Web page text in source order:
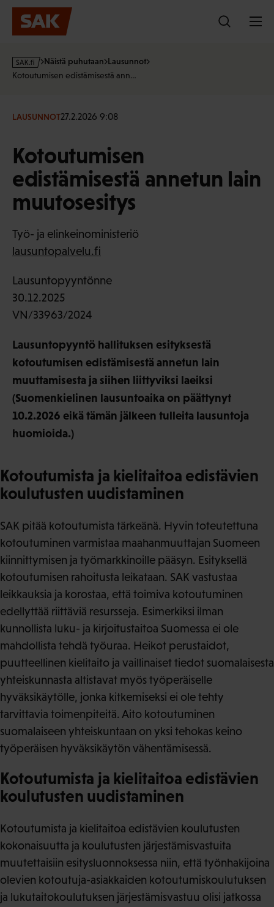
Hyppää
sisältöön
s
a
f
Näistä puhutaan Lausunnot
Kotoutumisen edistämisestä ann…
LAUSUNNOT27.2.2026 9:08
Kotoutumisen
edistämisestä annetun lain
muutosesitys
Työ- ja elinkeinoministeriö
lausuntopalvelu.fi
Lausuntopyyntönne
30.12.2025
VN/33963/2024
Lausuntopyyntö hallituksen esityksestä
kotoutumisen edistämisestä annetun lain
muuttamisesta ja siihen liittyviksi laeiksi
(Suomenkielinen lausuntoaika on päättynyt
10.2.2026 eikä tämän jälkeen tulleita lausuntoja
huomioida.)
Kotoutumista ja kielitaitoa edistävien
koulutusten uudistaminen
SAK pitää kotoutumista tärkeänä. Hyvin toteutettuna
kotoutuminen varmistaa maahanmuuttajan Suomeen
kiinnittymisen ja työmarkkinoille pääsyn. Esityksellä
kotoutumisen rahoitusta leikataan. SAK vastustaa
leikkauksia ja korostaa, että toimiva kotoutuminen
edellyttää riittäviä resursseja. Esimerkiksi ilman
kunnollista luku- ja kirjoitustaitoa Suomessa ei ole
mahdollista tehdä työuraa. Heikot perustaidot,
puutteellinen kielitaito ja vaillinaiset tiedot suomalaisesta
yhteiskunnasta altistavat myös työperäiselle
hyväksikäytölle, jonka kitkemiseksi ei ole tehty
tarvittavia toimenpiteitä. Aito kotoutuminen
suomalaiseen yhteiskuntaan on yksi tehokas keino
työperäisen hyväksikäytön vähentämisessä.
Kotoutumista ja kielitaitoa edistävien
koulutusten uudistaminen
Kotoutumista ja kielitaitoa edistävien koulutusten
kokonaisuutta ja koulutusten järjestämisvastuita
muutettaisiin esitysluonnoksessa niin, että työnhakijoina
olevien kotoutuja-asiakkaiden kotoutumiskoulutuksen
ja lukutaitokoulutuksen järjestämisvastuu olisi jatkossa